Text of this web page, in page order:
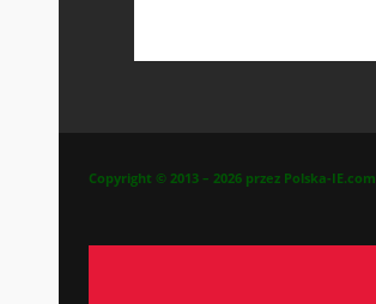
Copyright © 2013 – 2026 przez Polska-IE.com